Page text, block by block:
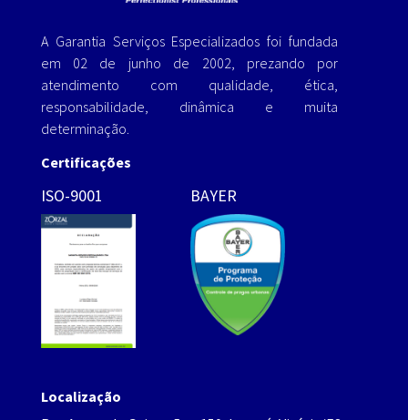
A Garantia Serviços Especializados foi fundada
em 02 de junho de 2002, prezando por
atendimento com qualidade, ética,
responsabilidade, dinâmica e muita
determinação.
Certificações
ISO-9001 BAYER
Localização